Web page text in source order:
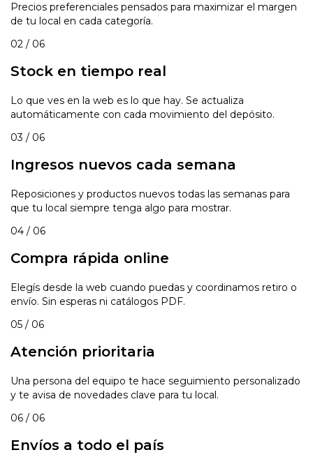
Precios preferenciales pensados para maximizar el margen
de tu local en cada categoría.
02 / 06
Stock en tiempo real
Lo que ves en la web es lo que hay. Se actualiza
automáticamente con cada movimiento del depósito.
03 / 06
Ingresos nuevos cada semana
Reposiciones y productos nuevos todas las semanas para
que tu local siempre tenga algo para mostrar.
04 / 06
Compra rápida online
Elegís desde la web cuando puedas y coordinamos retiro o
envío. Sin esperas ni catálogos PDF.
05 / 06
Atención prioritaria
Una persona del equipo te hace seguimiento personalizado
y te avisa de novedades clave para tu local.
06 / 06
Envíos a todo el país